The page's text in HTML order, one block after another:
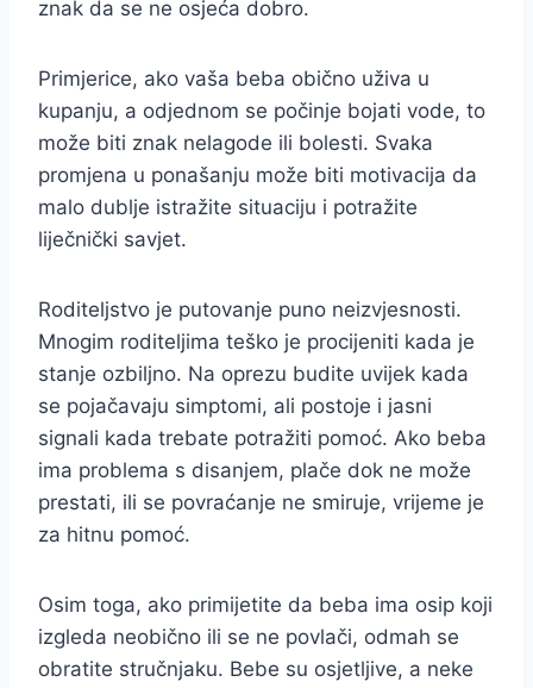
znak da se ne osjeća dobro.
Primjerice, ako vaša beba obično uživa u
kupanju, a odjednom se počinje bojati vode, to
može biti znak nelagode ili bolesti. Svaka
promjena u ponašanju može biti motivacija da
malo dublje istražite situaciju i potražite
liječnički savjet.
Roditeljstvo je putovanje puno neizvjesnosti.
Mnogim roditeljima teško je procijeniti kada je
stanje ozbiljno. Na oprezu budite uvijek kada
se pojačavaju simptomi, ali postoje i jasni
signali kada trebate potražiti pomoć. Ako beba
ima problema s disanjem, plače dok ne može
prestati, ili se povraćanje ne smiruje, vrijeme je
za hitnu pomoć.
Osim toga, ako primijetite da beba ima osip koji
izgleda neobično ili se ne povlači, odmah se
obratite stručnjaku. Bebe su osjetljive, a neke